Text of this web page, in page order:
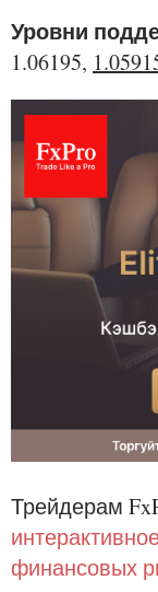
Уровни
1.06195,
Трейдерам
финансовых